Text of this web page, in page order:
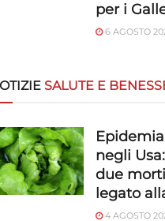
per i
6 AGOSTO
SALUTE E
negli
due
legato
4 AGOSTO